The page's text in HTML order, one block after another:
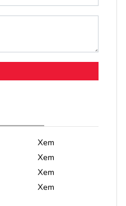
Xem
Xem
Xem
Xem